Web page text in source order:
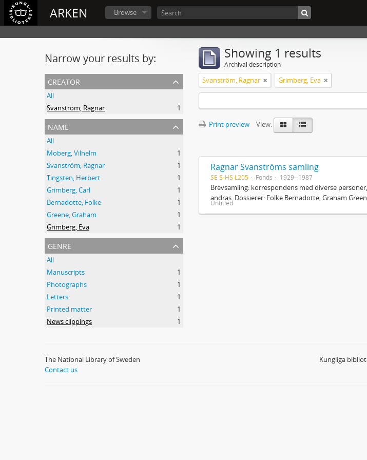
ARKEN Browse
Narrow your results by:
creator
All
Svanström, Ragnar
1
name
All
Moberg, Vilhelm
1
Svanström, Ragnar
1
Tingsten, Herbert
1
Grimberg, Carl
1
Bernadotte, Folke
1
Greene, Graham
1
Grimberg, Eva
1
genre
All
Manuscripts
1
Photographs
1
Letters
1
Printed matter
1
News clippings
1
Showing 1 results
Archival description
Svanström, Ragnar Grimberg, Eva
Print preview
View:
Ragnar Svanströms samling
SE S-HS L205 Fonds 1929--1987
Brevsamling: korrespondens med diverse
andras. Dossierer: Folke Bernadotte, Graham
Untitled
The National Library of Sweden
Contact us
Kungliga